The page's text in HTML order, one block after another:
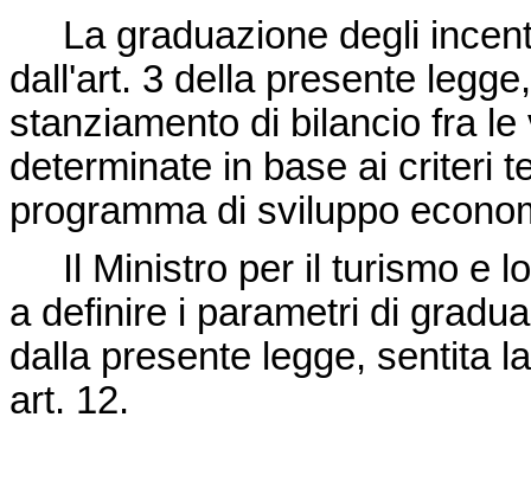
La graduazione degli
dall'art. 3 della presente
stanziamento di bilancio fra
determinate in base ai criteri
programma di sviluppo
Il Ministro per il turismo e
a definire i parametri di
dalla presente legge, sentita
art. 12.